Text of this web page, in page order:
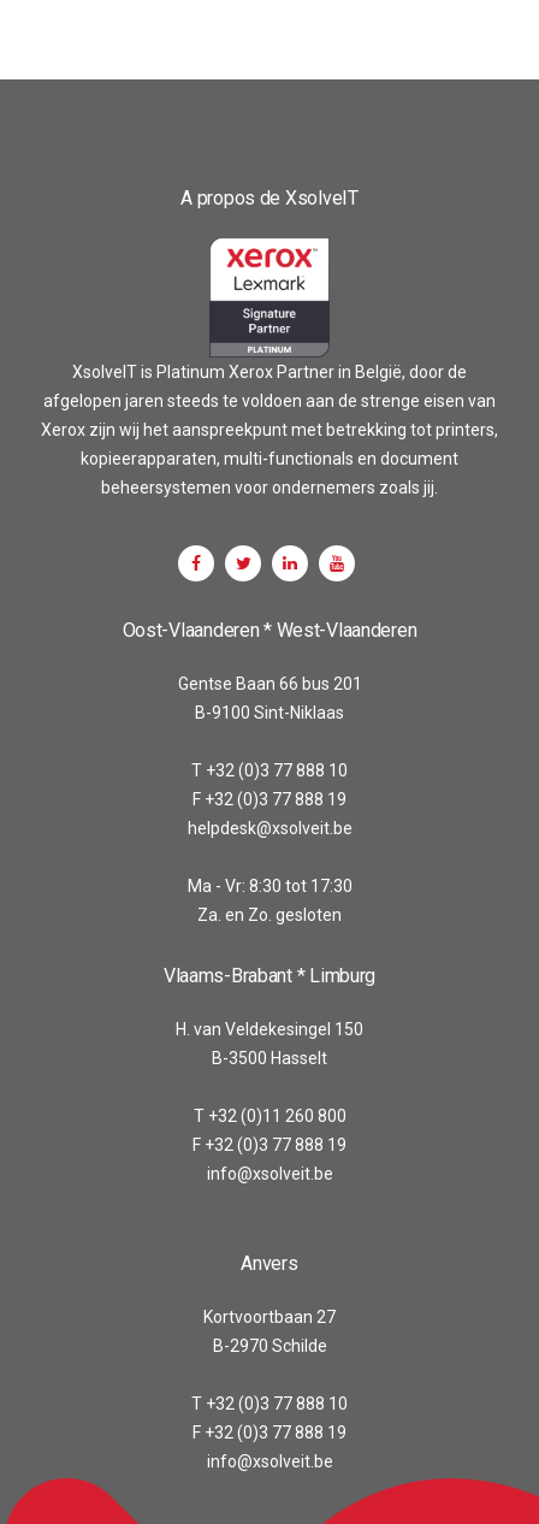
A propos de XsolveIT
XsolveIT is Platinum Xerox Partner in België, door de
afgelopen jaren steeds te voldoen aan de strenge eisen van
Xerox zijn wij het aanspreekpunt met betrekking tot printers,
kopieerapparaten, multi-functionals en document
beheersystemen voor ondernemers zoals jij.
Oost-Vlaanderen * West-Vlaanderen
Gentse Baan 66 bus 201
B-9100 Sint-Niklaas
T +32 (0)3 77 888 10
F +32 (0)3 77 888 19
helpdesk@xsolveit.be
Ma - Vr: 8:30 tot 17:30
Za. en Zo. gesloten
Vlaams-Brabant * Limburg
H. van Veldekesingel 150
B-3500 Hasselt
T +32 (0)11 260 800
F +32 (0)3 77 888 19
info@xsolveit.be
Anvers
Kortvoortbaan 27
B-2970 Schilde
T +32 (0)3 77 888 10
F +32 (0)3 77 888 19
info@xsolveit.be